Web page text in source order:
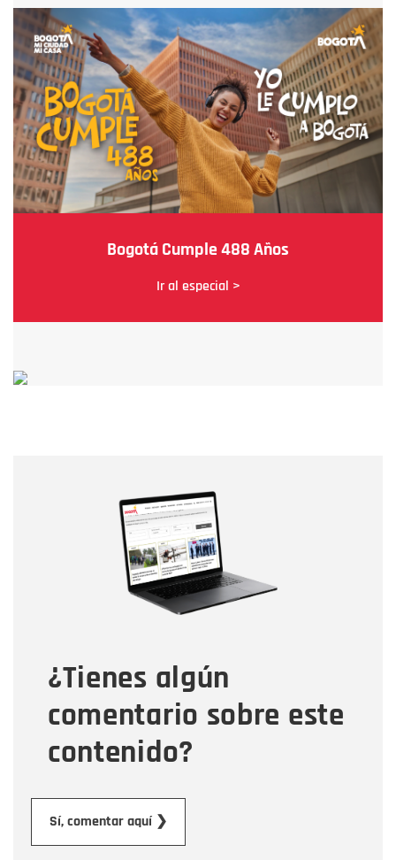
Bogotá Cumple 488 Años
Ir al especial >
¿Tienes algún
comentario sobre este
contenido?
Sí, comentar aquí ❯
Correo electrónico
Tipo de comentario
Mensaje